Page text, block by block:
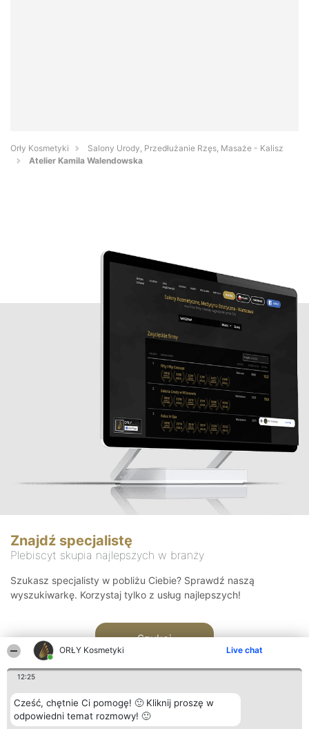
ORŁY Kosmetyki Live chat
12:25
Cześć, chętnie Ci pomogę! 🙂 Kliknij proszę w
odpowiedni temat rozmowy! 🙂
Orły Kosmetyki
Salony Urody, Przedłużanie Rzęs, Masaże - Kalisz
Atelier Kamila Walendowska
Znajdź specjalistę
Plebiscyt skupia najlepszych w branży
Szukasz specjalisty w pobliżu Ciebie? Sprawdź naszą
wyszukiwarkę. Korzystaj tylko z usług najlepszych!
Szukaj